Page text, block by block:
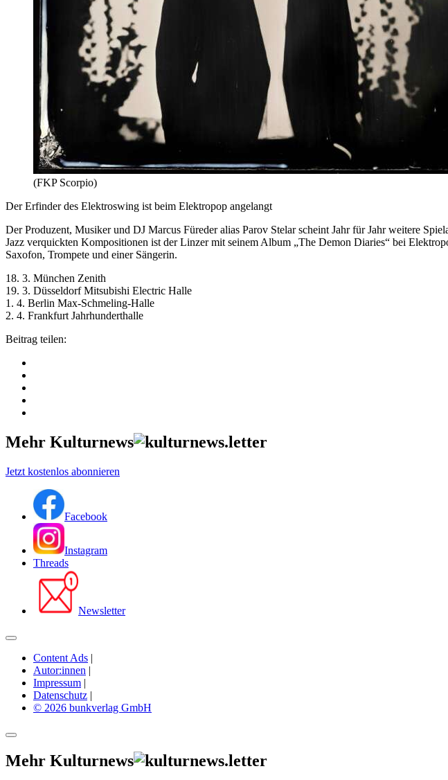
(FKP Scorpio)
Der Erfinder des Elektroswing ist beim Elektropop angelangt
Der Produzent, Musiker und DJ Marcus Füreder alias Parov Stelar scheint Jahr für Jahr weitere
Jazz verquickten Kompositionen ist der Linzer mit seinem Album „The Demon Diaries“ bei
Saxofon, Trompete und einer Sängerin.
18. 3. München Zenith
19. 3. Düsseldorf Mitsubishi Electric Halle
1. 4. Berlin Max-Schmeling-Halle
2. 4. Frankfurt Jahrhunderthalle
Beitrag teilen:
Mehr Kulturnews
Jetzt kostenlos abonnieren
Facebook
Instagram
Threads
Newsletter
Content Ads |
Autor:innen |
Impressum |
Datenschutz |
© 2026 bunkverlag GmbH
Mehr Kulturnews